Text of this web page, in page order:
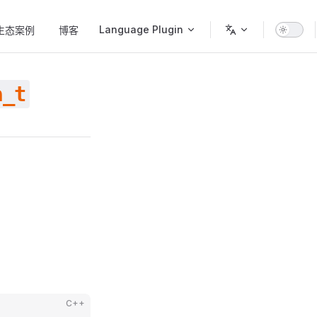
态案例 博客 Language Plugin
C++